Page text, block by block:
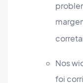
Nos
foi